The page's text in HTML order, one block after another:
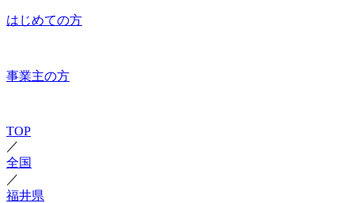
はじめての方
事業主の方
TOP
／
全国
／
福井県